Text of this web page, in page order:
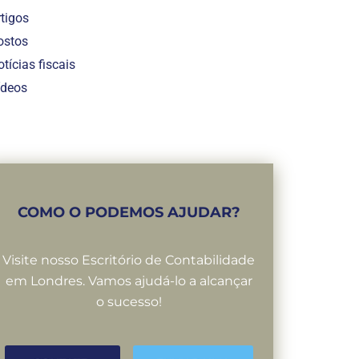
fiscais
COMO O PODEMOS AJUDAR?
Visite nosso Escritório de Contabilidade
em Londres. Vamos ajudá-lo a alcançar
o sucesso!